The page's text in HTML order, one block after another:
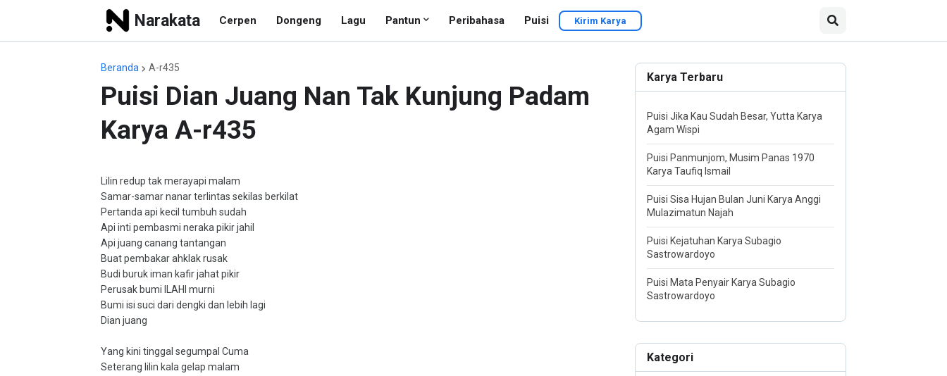
Narakata Cerpen Dongeng Lagu Pantun Peribahasa Puisi Kirim Karya
Beranda A-r435
Puisi Dian Juang Nan Tak Kunjung Padam
Karya A-r435
Lilin redup tak merayapi malam
Samar-samar nanar terlintas sekilas berkilat
Pertanda api kecil tumbuh sudah
Api inti pembasmi neraka pikir jahil
Api juang canang tantangan
Buat pembakar ahklak rusak
Budi buruk iman kafir jahat pikir
Perusak bumi ILAHI murni
Bumi isi suci dari dengki dan lebih lagi
Dian juang
Yang kini tinggal segumpal Cuma
Seterang lilin kala gelap malam
Karya Terbaru
Puisi Jika Kau Sudah Besar, Yutta Karya
Agam Wispi
Puisi Panmunjom, Musim Panas 1970
Karya Taufiq Ismail
Puisi Sisa Hujan Bulan Juni Karya Anggi
Mulazimatun Najah
Puisi Kejatuhan Karya Subagio
Sastrowardoyo
Puisi Mata Penyair Karya Subagio
Sastrowardoyo
Kategori